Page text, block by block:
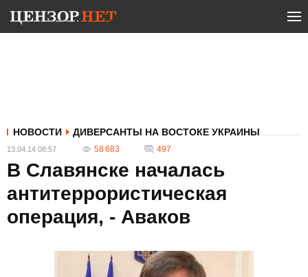
НОВОСТИ ДИВЕРСАНТЫ НА ВОСТОКЕ УКРАИНЫ
13.04.14 08:57 58 683 497
В Славянске началась
антитеррористическая
операция, - Аваков